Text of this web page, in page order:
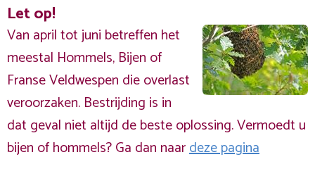
Let op!
Van april tot juni betreffen het
meestal Hommels, Bijen of
Franse Veldwespen die overlast
veroorzaken. Bestrijding is in
dat geval niet altijd de beste oplossing. Vermoedt u
bijen of hommels? Ga dan naardeze pagina